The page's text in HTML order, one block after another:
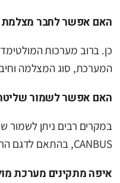
האם אפשר לחבר מצלמת
כן. ברוב מערכות
המערכת, סוג המצלמה
האם אפשר לשמור
במקרים רבים ניתן
CANBUS, בהתאם לדגם הרכב ולמערכת המקורית.
איפה מתקינים מערכת